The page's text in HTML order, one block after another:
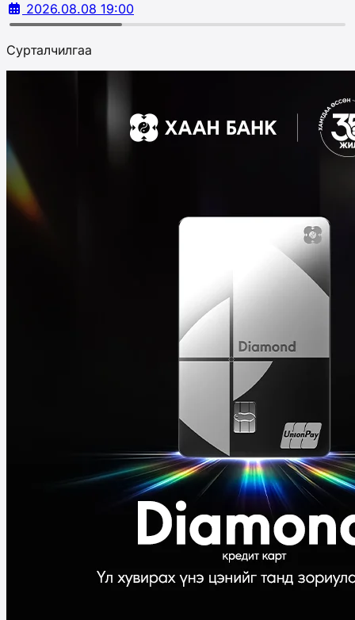
2026.08.08 19:00
Сурталчилгаа